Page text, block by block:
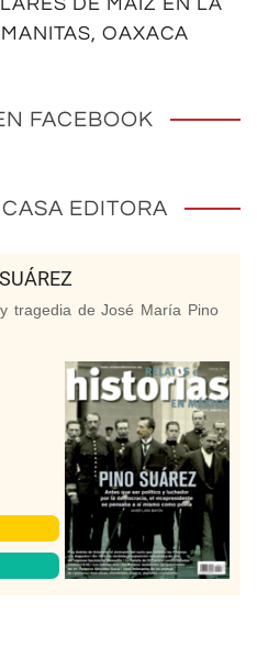
OAXACA
FACEBOOK
EDITORA
tragedia de José María Pino